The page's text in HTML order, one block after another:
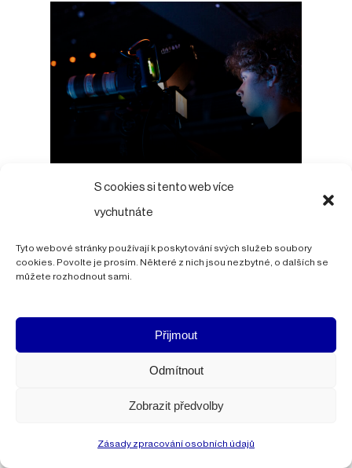
S cookies si tento web více
vychutnáte
Tyto webové stránky používají k poskytování svých služeb soubory
cookies. Povolte je prosím. Některé z nich jsou nezbytné, o dalších se
můžete rozhodnout sami.
Přijmout
Odmítnout
Zobrazit předvolby
Zásady zpracování osobních údajů